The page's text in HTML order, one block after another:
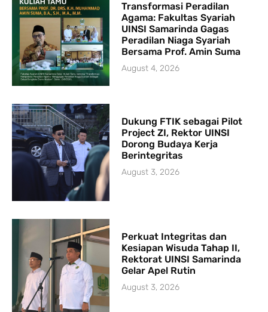
Transformasi Peradilan
Agama: Fakultas Syariah
UINSI Samarinda Gagas
Peradilan Niaga Syariah
Bersama Prof. Amin Suma
August 4, 2026
Dukung FTIK sebagai Pilot
Project ZI, Rektor UINSI
Dorong Budaya Kerja
Berintegritas
August 3, 2026
Perkuat Integritas dan
Kesiapan Wisuda Tahap II,
Rektorat UINSI Samarinda
Gelar Apel Rutin
August 3, 2026